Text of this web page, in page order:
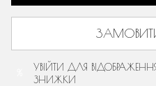
УВІЙТИ ДЛЯ
ЗНИЖКИ